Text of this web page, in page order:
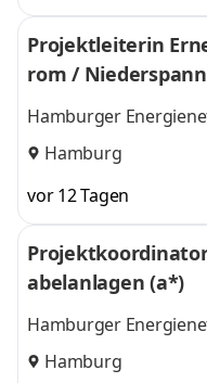
Projektleiterin
rom /
Hamburger
Hamburg
vor 12 Tagen
abelanlagen (a*)
Hamburger
Hamburg